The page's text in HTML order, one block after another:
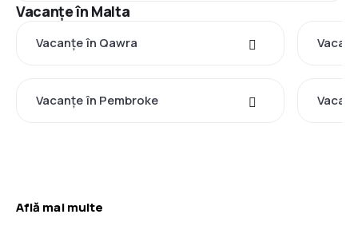
Vacanţe în Malta
Vacanţe în Qawra
Vacanţe în Pembroke
Află mai multe